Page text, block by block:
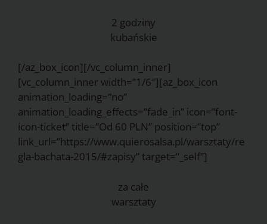
2 godziny
kubańskie
[/az_box_icon][/vc_column_inner]
[vc_column_inner width=”1/6″][az_box_icon
animation_loading=”no”
animation_loading_effects=”fade_in” icon=”font-
icon-ticket” title=”Od 60 PLN” position=”top”
link_url=”https://www.quierosalsa.pl/warsztaty/re
gla-bachata-2015/#zapisy” target=”_self”]
za całe
warsztaty